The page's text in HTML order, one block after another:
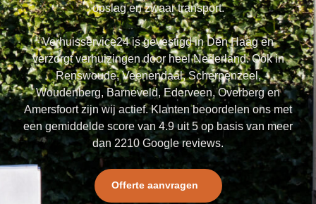
opslag en zwaar transport.
Verhuisservice24 is gevestigd in Den Haag en
verzorgt verhuizingen door heel Nederland. Ook in
Renswoude, Veenendaal, Scherpenzeel,
Woudenberg, Barneveld, Ederveen, Overberg en
Amersfoort zijn wij actief. Klanten beoordelen ons met
een gemiddelde score van 4.9 uit 5 op basis van meer
dan 2210 Google reviews.
Offerte aanvragen